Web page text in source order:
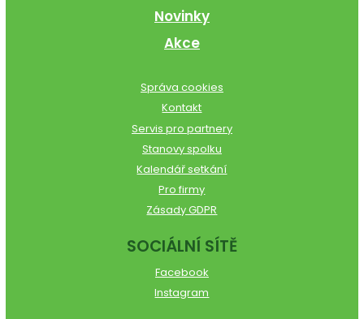
Novinky
Akce
Správa cookies
Kontakt
Servis pro partnery
Stanovy spolku
Kalendář setkání
Pro firmy
Zásady GDPR
SOCIÁLNÍ SÍTĚ
Facebook
Instagram